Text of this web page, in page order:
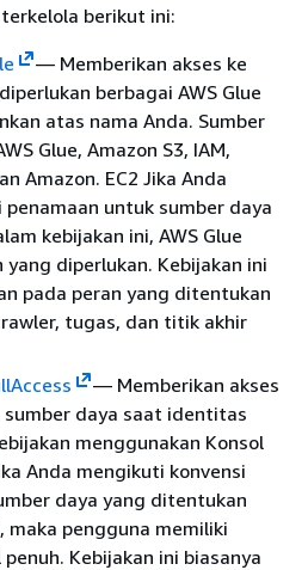
berikut ini:
— Memberikan akses ke
berbagai AWS Glue
atas nama Anda. Sumber
Glue, Amazon S3, IAM,
Amazon. EC2 Jika Anda
untuk sumber daya
kebijakan ini, AWS Glue
yang diperlukan. Kebijakan ini
pada peran yang ditentukan
tugas, dan titik akhir
— Memberikan akses
sumber daya saat identitas
menggunakan Konsol
Anda mengikuti konvensi
daya yang ditentukan
maka pengguna memiliki
Kebijakan ini biasanya